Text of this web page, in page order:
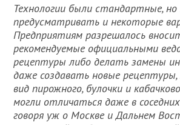
Технологии были стандартные, но
предусматривать и некоторые
Предприятиям разрешалось
рекомендуемые официальными
рецептуры либо делать замены
даже создавать новые
вид пирожного, булочки и
могли отличаться даже в
говоря уж о Москве и Дальнем